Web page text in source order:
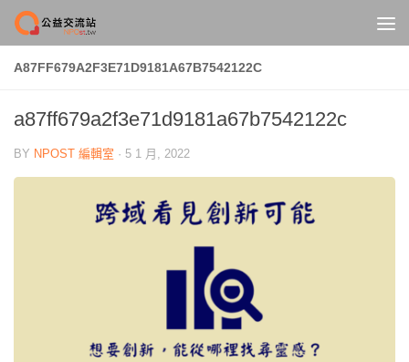
Skip to content
A87FF679A2F3E71D9181A67B7542122C
a87ff679a2f3e71d9181a67b7542122c
BY NPOST 編輯室 · 5 1 月, 2022